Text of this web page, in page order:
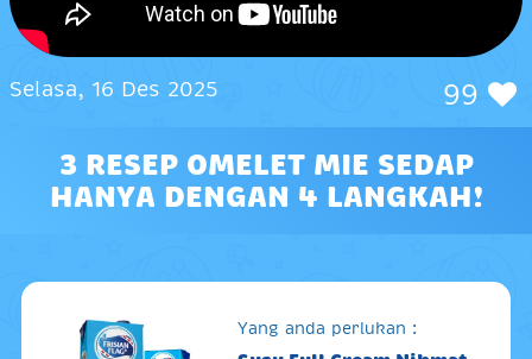
Selasa, 16 Des 2025 99
3 RESEP OMELET MIE SEDAP
HANYA DENGAN 4 LANGKAH!
Yang anda perlukan :